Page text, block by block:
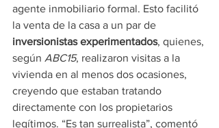
agente inmobiliario formal. Esto facilitó
la venta de la casa a un par de
inversionistas experimentados, quienes,
según ABC15, realizaron visitas a la
vivienda en al menos dos ocasiones,
creyendo que estaban tratando
directamente con los propietarios
legítimos. “Es tan surrealista”, comentó